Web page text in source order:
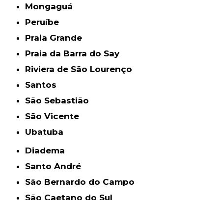
Mongaguá
Peruíbe
Praia Grande
Praia da Barra do Say
Riviera de São Lourenço
Santos
São Sebastião
São Vicente
Ubatuba
Diadema
Santo André
São Bernardo do Campo
São Caetano do Sul